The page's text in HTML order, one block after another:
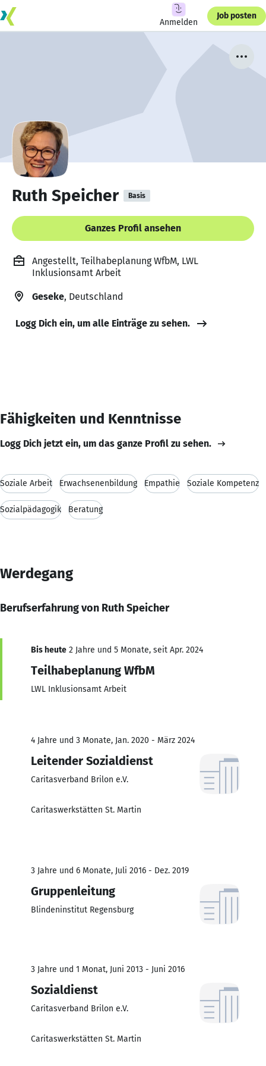
Anmelden
Job posten
Ruth Speicher Basis
Ganzes Profil ansehen
Angestellt, Teilhabeplanung WfbM, LWL
Inklusionsamt Arbeit
Geseke, Deutschland
Logg Dich ein, um alle Einträge zu sehen.
Fähigkeiten und Kenntnisse
Logg Dich jetzt ein, um das ganze Profil zu sehen.
Soziale Arbeit Erwachsenenbildung Empathie Soziale Kompetenz
Sozialpädagogik Beratung
Werdegang
Berufserfahrung von Ruth Speicher
Bis heute 2 Jahre und 5 Monate, seit Apr. 2024
Teilhabeplanung WfbM
LWL Inklusionsamt Arbeit
4 Jahre und 3 Monate, Jan. 2020 - März 2024
Leitender Sozialdienst
Caritasverband Brilon e.V.
Caritaswerkstätten St. Martin
3 Jahre und 6 Monate, Juli 2016 - Dez. 2019
Gruppenleitung
Blindeninstitut Regensburg
3 Jahre und 1 Monat, Juni 2013 - Juni 2016
Sozialdienst
Caritasverband Brilon e.V.
Caritaswerkstätten St. Martin